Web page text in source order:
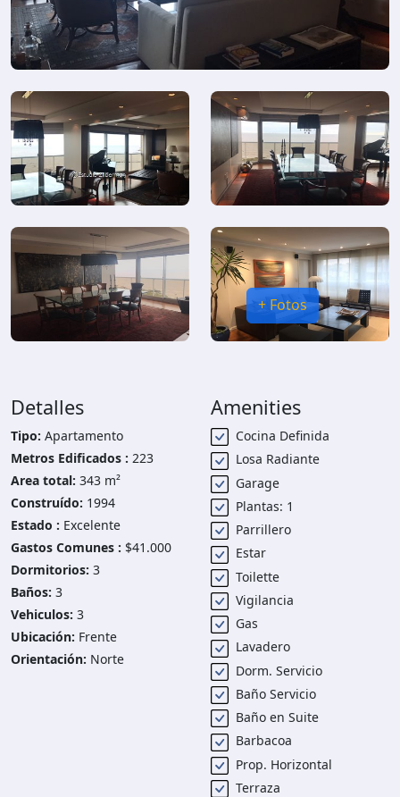
+ Fotos
Detalles
Tipo: Apartamento
Metros Edificados : 223
Area total: 343 m²
Construído: 1994
Estado : Excelente
Gastos Comunes : $41.000
Dormitorios: 3
Baños: 3
Vehiculos: 3
Ubicación: Frente
Orientación: Norte
Amenities
Cocina Definida
Losa Radiante
Garage
Plantas: 1
Parrillero
Estar
Toilette
Vigilancia
Gas
Lavadero
Dorm. Servicio
Baño Servicio
Baño en Suite
Barbacoa
Prop. Horizontal
Terraza